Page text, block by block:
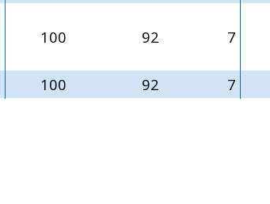
100 92 7
100 92 7